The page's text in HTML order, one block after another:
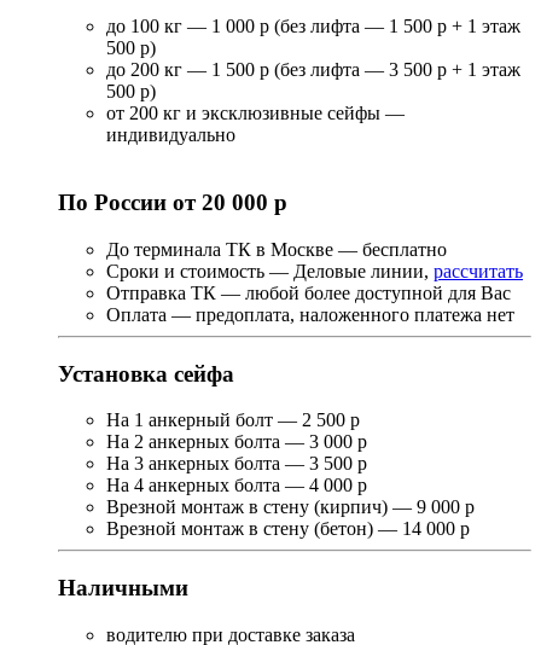
до 100 кг — 1 000 р (без лифта — 1 500 р + 1 этаж
500 р)
до 200 кг — 1 500 р (без лифта — 3 500 р + 1 этаж
500 р)
от 200 кг и эксклюзивные сейфы —
индивидуально
По России от 20 000 р
До терминала ТК в Москве — бесплатно
Сроки и стоимость — Деловые линии, рассчитать
Отправка ТК — любой более доступной для Вас
Оплата — предоплата, наложенного платежа нет
Установка сейфа
На 1 анкерный болт — 2 500 р
На 2 анкерных болта — 3 000 р
На 3 анкерных болта — 3 500 р
На 4 анкерных болта — 4 000 р
Врезной монтаж в стену (кирпич) — 9 000 р
Врезной монтаж в стену (бетон) — 14 000 р
Наличными
водителю при доставке заказа